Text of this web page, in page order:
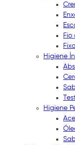
Fio
Higiene
Higiene